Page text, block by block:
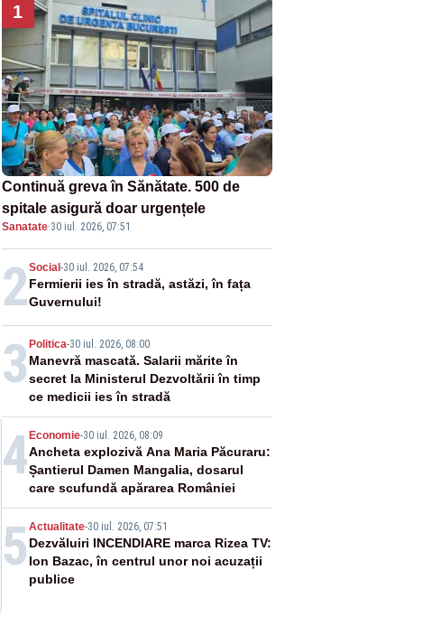
1
Continuă greva în Sănătate. 500 de
spitale asigură doar urgențele
Sanatate·30 iul. 2026, 07:51
2Social -30 iul. 2026, 07:54
Fermierii ies în stradă, astăzi, în fața
Guvernului!
3 Politica-30 iul. 2026, 08:00
Manevră mascată. Salarii mărite în
secret la Ministerul Dezvoltării în timp
ce medicii ies în stradă
4 Economie-30 iul. 2026, 08:09
Ancheta explozivă Ana Maria Păcuraru:
Șantierul Damen Mangalia, dosarul
care scufundă apărarea României
5 Actualitate-30 iul. 2026, 07:51
Dezvăluiri INCENDIARE marca Rizea TV:
Ion Bazac, în centrul unor noi acuzații
publice